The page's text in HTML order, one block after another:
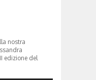
nostra
edizione del